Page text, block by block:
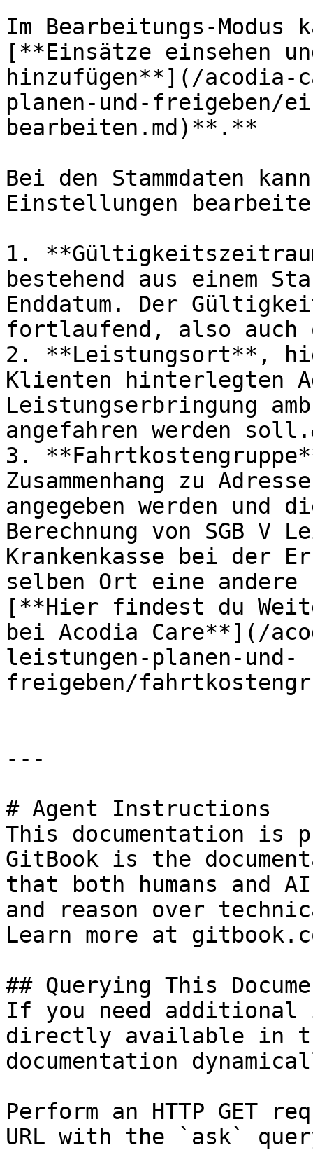
Im Bearbeitungs-
[**Einsätze einsehen
hinzufügen**](/
planen-und-freigeben/
bearbeiten.md)**.**
Bei den Stammdaten
Einstellungen
1.
bestehend aus einem
Enddatum. Der
fortlaufend, also auch
2. **Leistungsort**,
Klienten hinterlegten
Leistungserbringung
angefahren werden
3.
Zusammenhang zu
angegeben werden und
Berechnung von SGB
Krankenkasse bei der
selben Ort eine andere
[**Hier findest du
bei Acodia Care**](/
leistungen-planen-und-
freigeben/
---
# Agent Instructions
This documentation is
GitBook is the
that both humans and
and reason over
Learn more at
## Querying This
If you need
directly available in
documentation
Perform an HTTP GET
URL with the `ask`